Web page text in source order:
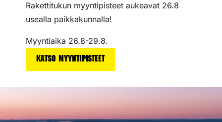
Rakettitukun myyntipisteet aukeavat 26.8
usealla paikkakunnalla!
Myyntiaika 26.8-29.8.
Katso myyntipisteet